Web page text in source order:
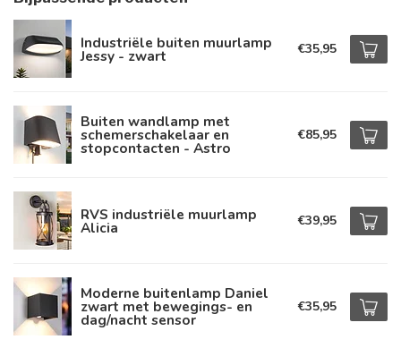
Industriële buiten muurlamp
Jessy - zwart €35,95
Buiten wandlamp met
schemerschakelaar en
stopcontacten - Astro
€85,95
RVS industriële muurlamp
Alicia €39,95
Moderne buitenlamp Daniel
zwart met bewegings- en
dag/nacht sensor
€35,95